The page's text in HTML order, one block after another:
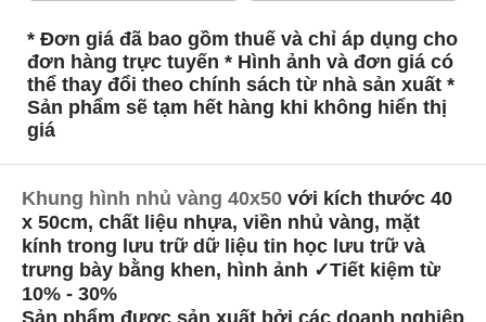
* Đơn giá đã bao gồm thuế và chỉ áp dụng cho
đơn hàng trực tuyến * Hình ảnh và đơn giá có
thể thay đổi theo chính sách từ nhà sản xuất *
Sản phẩm sẽ tạm hết hàng khi không hiển thị
giá
Khung hình nhủ vàng 40x50 với kích thước 40
x 50cm, chất liệu nhựa, viền nhủ vàng, mặt
kính trong lưu trữ dữ liệu tin học lưu trữ và
trưng bày bằng khen, hình ảnh ✓Tiết kiệm từ
10% - 30%
Sản phẩm được sản xuất bởi các doanh nghiệp